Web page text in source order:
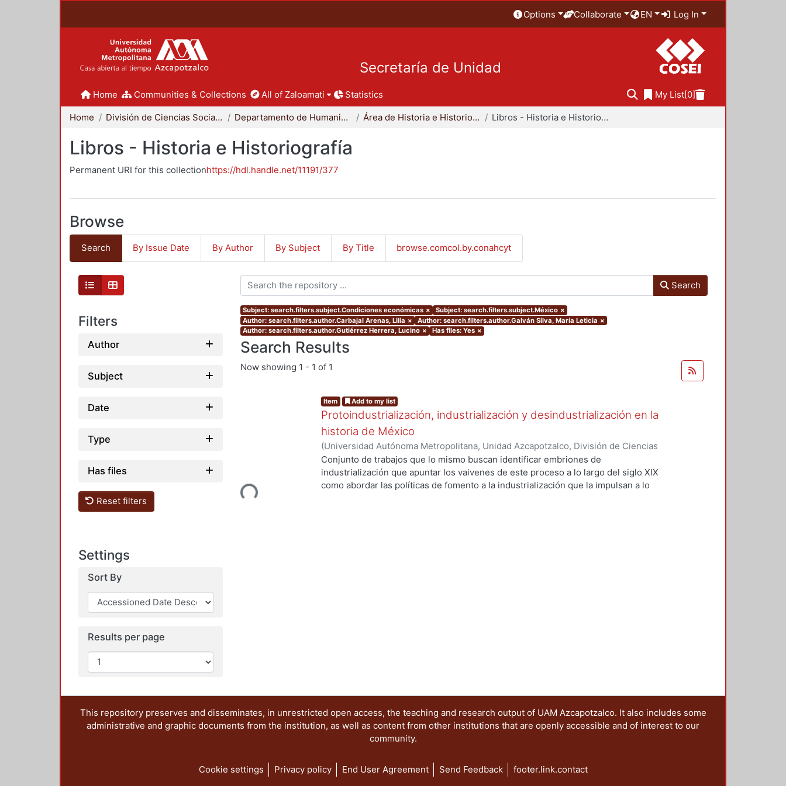
Options Collaborate EN Log In
Secretaría de Unidad
Home Communities & Collections All of Zaloamati Statistics My List[0]
Home División de Ciencias Sociales y Humanidades Departamento de Humanidades Área de Historia e Historiografía Libros - Historia e Historiografía
Libros - Historia e Historiografía
Permanent URI for this collectionhttps://hdl.handle.net/11191/377
Browse
Search By Issue Date By Author By Subject By Title browse.comcol.by.conahcyt
Filters
Author
Subject
Date
Type
Has files
Reset filters
Settings
Sort By
Results per page
Search
Subject: search.filters.subject.Condiciones económicas × Subject: search.filters.subject.México ×
Author: search.filters.author.Carbajal Arenas, Lilia × Author: search.filters.author.Galván Silva, María Leticia ×
Author: search.filters.author.Gutiérrez Herrera, Lucino × Has files: Yes ×
Search Results
Now showing 1 - 1 of 1
Loading...
Item Add to my list
Protoindustrialización, industrialización y desindustrialización en la
historia de México
(Universidad Autónoma Metropolitana, Unidad Azcapotzalco, División de Ciencias
Sociales y Humanidades, Departamento de Humanidades, Área de Historia e
Historiografía,2009) Rodríguez Garza, Francisco Javier;Morales Moreno,
Humberto;Flores Clair, Eduardo;Kuri Gaytán, Armando;Carbajal Arenas, Lilia;
Conjunto de trabajos que lo mismo buscan identificar embriones de
industrialización que apuntar los vaivenes de este proceso a lo largo del siglo XIX
como abordar las políticas de fomento a la industrialización que la impulsan a lo
This repository preserves and disseminates, in unrestricted open access, the teaching and research output of UAM Azcapotzalco. It also includes some
administrative and graphic documents from the institution, as well as content from other institutions that are openly accessible and of interest to our
community.
Cookie settings Privacy policy End User Agreement Send Feedback footer.link.contact